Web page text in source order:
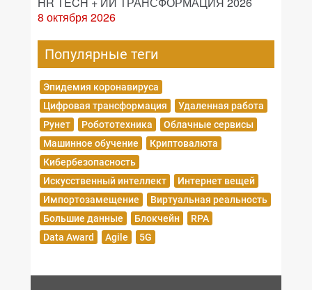
8 октября 2026
Популярные теги
Эпидемия коронавируса
Цифровая трансформация
Удаленная работа
Рунет
Робототехника
Облачные сервисы
Машинное обучение
Криптовалюта
Кибербезопасность
Искусственный интеллект
Интернет вещей
Импортозамещение
Виртуальная реальность
Большие данные
Блокчейн
RPA
Data Award
Agile 5G